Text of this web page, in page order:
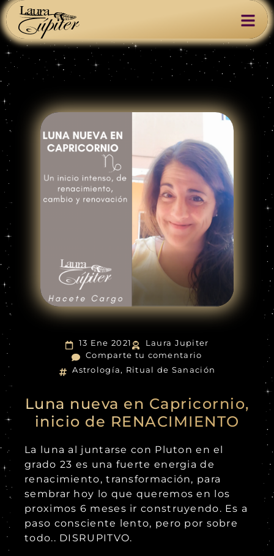
13 Ene 2021
Laura Jupiter
Comparte tu comentario
Astrología, Ritual de Sanación
Luna nueva en Capricornio,
inicio de RENACIMIENTO
La luna al juntarse con Pluton en el
grado 23 es una fuerte energia de
renacimiento, transformación, para
sembrar hoy lo que queremos en los
proximos 6 meses ir construyendo. Es a
paso consciente lento, pero por sobre
todo.. DISRUPITVO.